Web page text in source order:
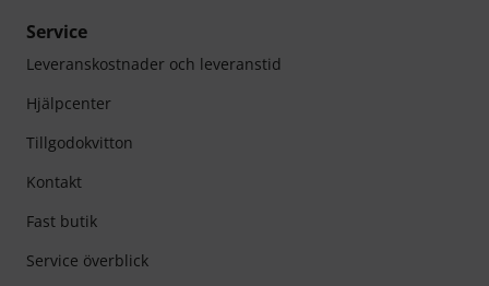
Service
Leveranskostnader och leveranstid
Hjälpcenter
Tillgodokvitton
Kontakt
Fast butik
Service överblick